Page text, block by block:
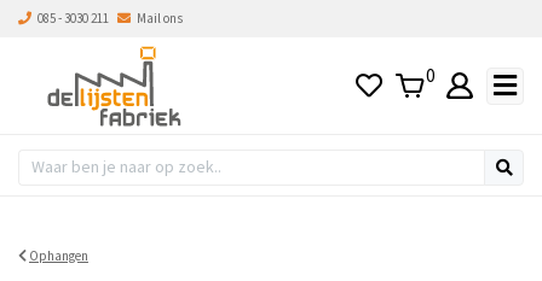
085 - 3030 211 Mail ons
0
Ophangen